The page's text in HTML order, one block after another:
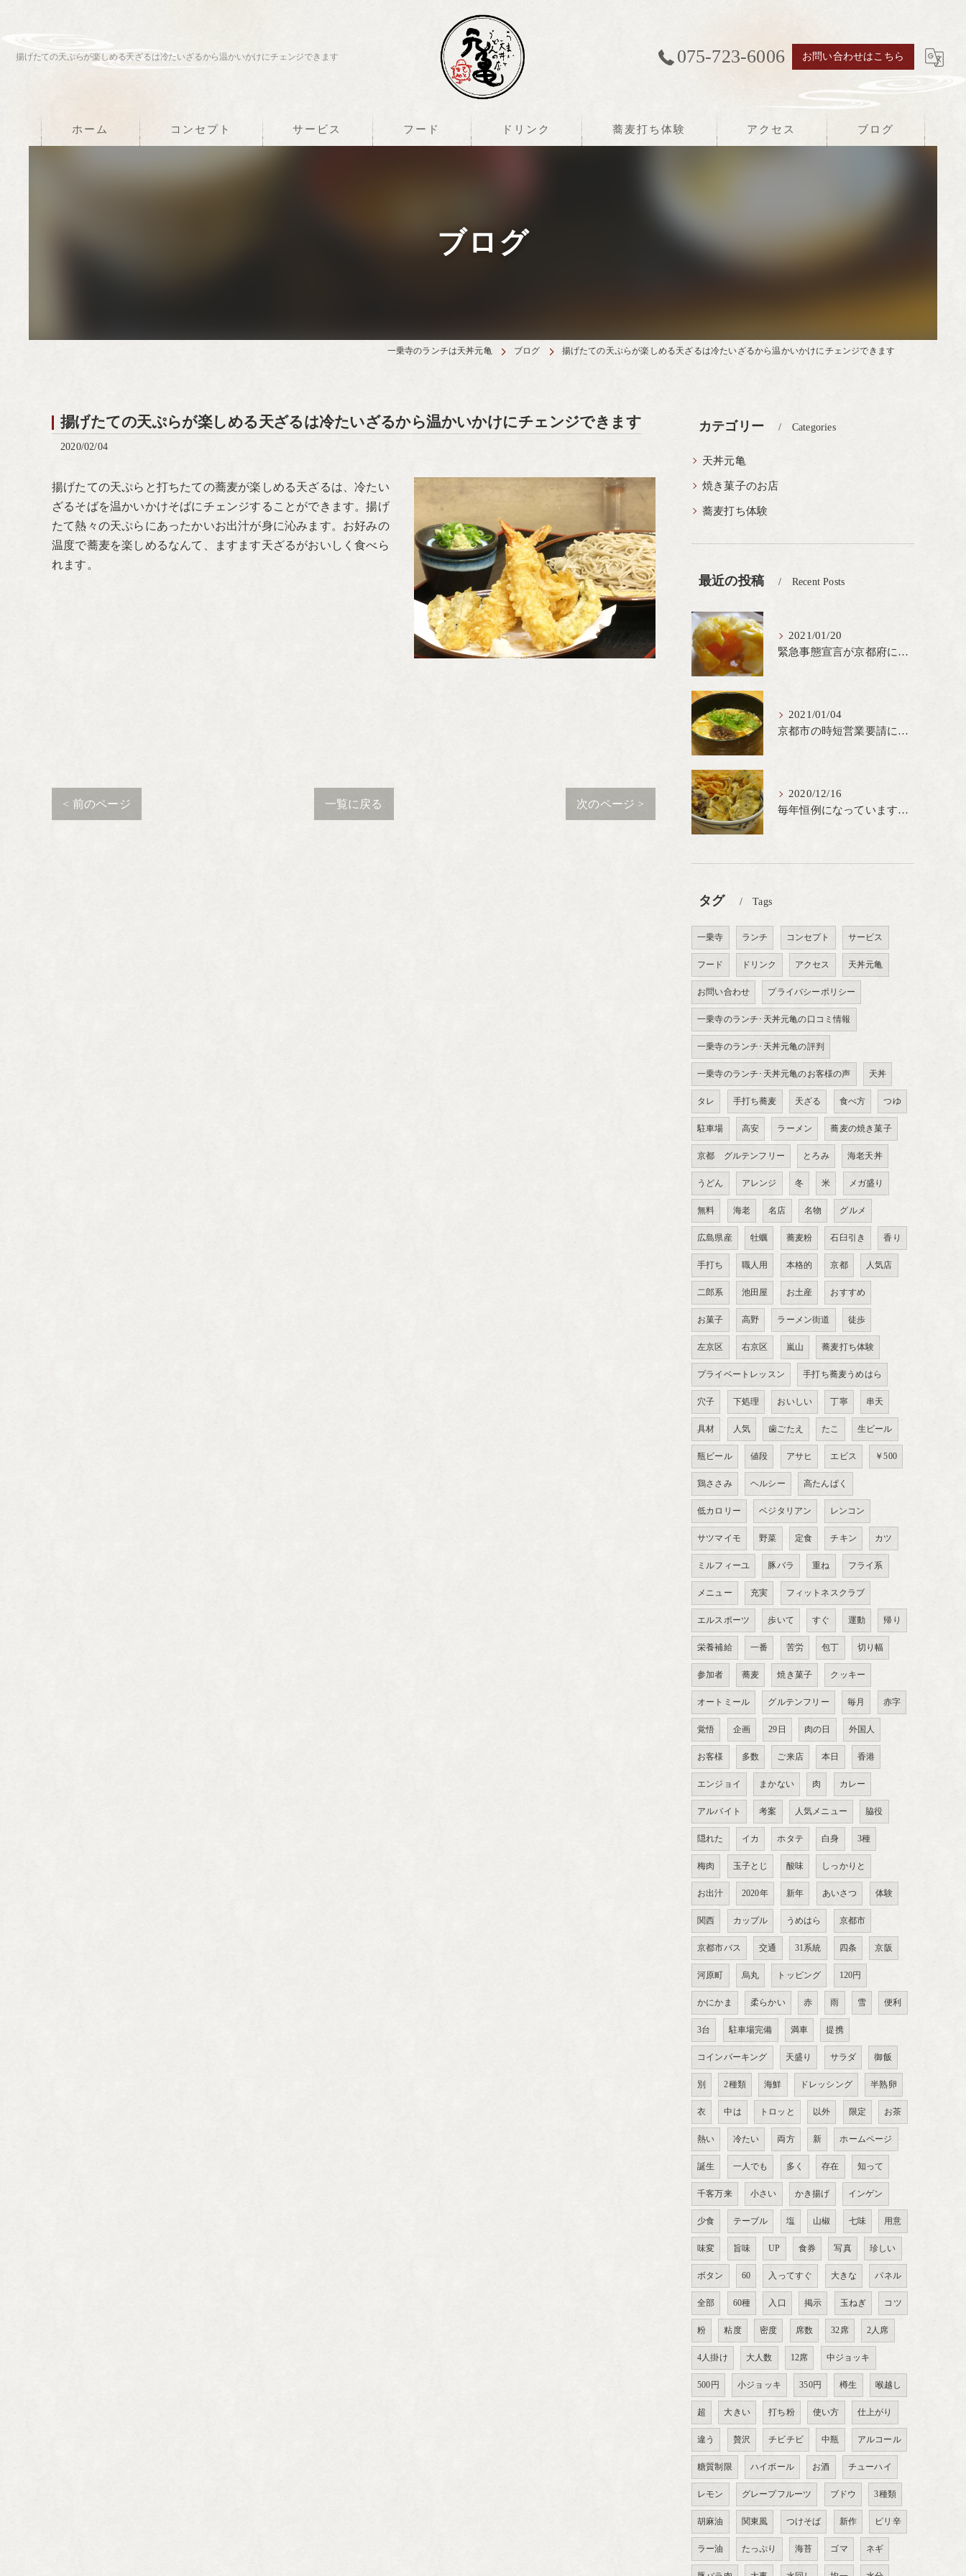
揚げたての天ぷらが楽しめる天ざるは冷たいざるから温かいかけにチェンジできます 075-723-6006 お問い合わせはこちら
ホーム コンセプト サービス フード ドリンク 蕎麦打ち体験 アクセス ブログ
ブログ
一乗寺のランチは天丼元亀 ブログ 揚げたての天ぷらが楽しめる天ざるは冷たいざるから温かいかけにチェンジできます
揚げたての天ぷらが楽しめる天ざるは冷たいざるから温かいかけにチェンジできます
2020/02/04
揚げたての天ぷらと打ちたての蕎麦が楽しめる天ざるは、冷たい
ざるそばを温かいかけそばにチェンジすることができます。揚げ
たて熱々の天ぷらにあったかいお出汁が身に沁みます。お好みの
温度で蕎麦を楽しめるなんて、ますます天ざるがおいしく食べら
れます。
< 前のページ 一覧に戻る 次のページ >
カテゴリー Categories
天丼元亀
焼き菓子のお店
蕎麦打ち体験
最近の投稿 Recent Posts
2021/01/20
緊急事態宣言が京都府にも発出され当店も要請に従って20時完全閉店という形で営業なるべく短期間での要請解除へ一致団結です
2021/01/04
京都市の時短営業要請に従ってしばらくの間20時までの営業とさせていただいております。寒い時期には温かいお蕎麦がおすすめ
2020/12/16
毎年恒例になっています冬の名物、牡蠣天丼が販売開始です、広島県産の大粒牡蠣を使用し天ぷらならではのカリと衣クリーミーな味わいをどうぞ
タグ Tags
一乗寺 ランチ コンセプト サービス
フード ドリンク アクセス 天丼元亀
お問い合わせ プライバシーポリシー
一乗寺のランチ･天丼元亀の口コミ情報
一乗寺のランチ･天丼元亀の評判
一乗寺のランチ･天丼元亀のお客様の声 天丼
タレ 手打ち蕎麦 天ざる 食べ方 つゆ
駐車場 高安 ラーメン 蕎麦の焼き菓子
京都 グルテンフリー とろみ 海老天丼
うどん アレンジ 冬 米 メガ盛り
無料 海老 名店 名物 グルメ
広島県産 牡蠣 蕎麦粉 石臼引き 香り
手打ち 職人用 本格的 京都 人気店
二郎系 池田屋 お土産 おすすめ
お菓子 高野 ラーメン街道 徒歩
左京区 右京区 嵐山 蕎麦打ち体験
プライベートレッスン 手打ち蕎麦うめはら
穴子 下処理 おいしい 丁寧 串天
具材 人気 歯ごたえ たこ 生ビール
瓶ビール 値段 アサヒ エビス ￥500
鶏ささみ ヘルシー 高たんぱく
低カロリー ベジタリアン レンコン
サツマイモ 野菜 定食 チキン カツ
ミルフィーユ 豚バラ 重ね フライ系
メニュー 充実 フィットネスクラブ
エルスポーツ 歩いて すぐ 運動 帰り
栄養補給 一番 苦労 包丁 切り幅
参加者 蕎麦 焼き菓子 クッキー
オートミール グルテンフリー 毎月 赤字
覚悟 企画 29日 肉の日 外国人
お客様 多数 ご来店 本日 香港
エンジョイ まかない 肉 カレー
アルバイト 考案 人気メニュー 脇役
隠れた イカ ホタテ 白身 3種
梅肉 玉子とじ 酸味 しっかりと
お出汁 2020年 新年 あいさつ 体験
関西 カップル うめはら 京都市
京都市バス 交通 31系統 四条 京阪
河原町 烏丸 トッピング 120円
かにかま 柔らかい 赤 雨 雪 便利
3台 駐車場完備 満車 提携
コインパーキング 天盛り サラダ 御飯
別 2種類 海鮮 ドレッシング 半熟卵
衣 中は トロッと 以外 限定 お茶
熱い 冷たい 両方 新 ホームページ
誕生 一人でも 多く 存在 知って
千客万来 小さい かき揚げ インゲン
少食 テーブル 塩 山椒 七味 用意
味変 旨味 UP 食券 写真 珍しい
ボタン 60 入ってすぐ 大きな パネル
全部 60種 入口 掲示 玉ねぎ コツ
粉 粘度 密度 席数 32席 2人席
4人掛け 大人数 12席 中ジョッキ
500円 小ジョッキ 350円 樽生 喉越し
超 大きい 打ち粉 使い方 仕上がり
違う 贅沢 チビチビ 中瓶 アルコール
糖質制限 ハイボール お酒 チューハイ
レモン グレープフルーツ ブドウ 3種類
胡麻油 関東風 つけそば 新作 ピリ辛
ラー油 たっぷり 海苔 ゴマ ネギ